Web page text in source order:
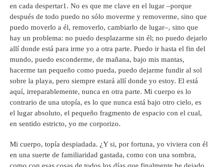
en cada despertar1. No es que me clave en el lugar –porque
después de todo puedo no sólo moverme y removerme, sino que
puedo moverlo a él, removerlo, cambiarlo de lugar–, sino que
hay un problema: no puedo desplazarme sin él; no puedo dejarlo
allí donde está para irme yo a otra parte. Puedo ir hasta el fin del
mundo, puedo esconderme, de mañana, bajo mis mantas,
hacerme tan pequeño como pueda, puedo dejarme fundir al sol
sobre la playa, pero siempre estará allí donde yo estoy. El está
aquí, irreparablemente, nunca en otra parte. Mi cuerpo es lo
contrario de una utopía, es lo que nunca está bajo otro cielo, es
el lugar absoluto, el pequeño fragmento de espacio con el cual,
en sentido estricto, yo me corporizo.
Mi cuerpo, topía despiadada. ¿Y si, por fortuna, yo viviera con él
en una suerte de familiaridad gastada, como con una sombra,